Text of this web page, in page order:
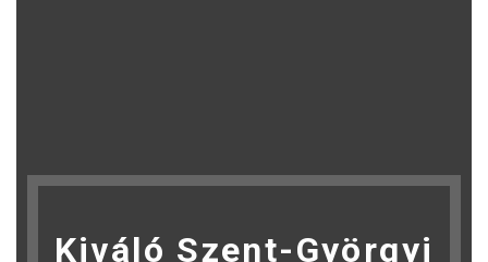
Kiváló Szent-Györgyi